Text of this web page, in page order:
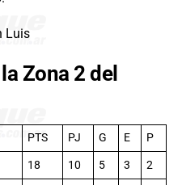
Luis
Zona 2 del
PTS PJ G E
P
18 10 5 3
2